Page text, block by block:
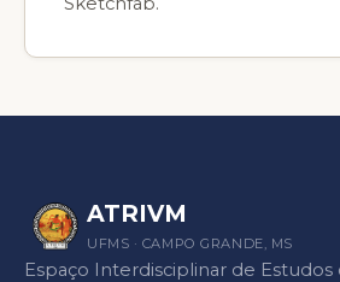
ATRIVM
UFMS · CAMPO GRANDE, MS
Espaço Interdisciplinar de Estudos